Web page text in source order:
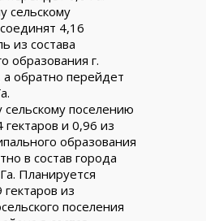
сельскому
4,16
из состава
образования г.
обратно перейдет
сельскому поселению
и 0,96 из
образования
в состав города
Планируется
из
поселения